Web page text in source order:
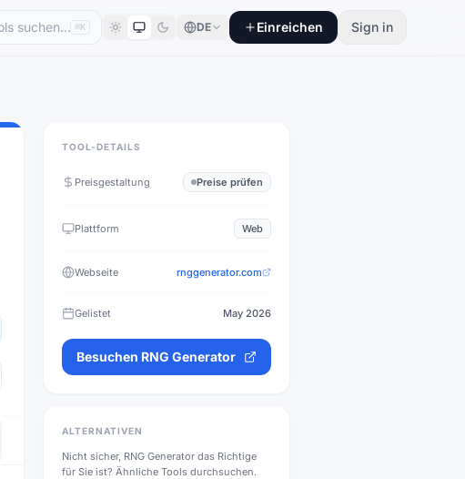
⌘K DE Einreichen Sign in
TOOL-DETAILS
Preisgestaltung Preise prüfen
Plattform Web
Webseite rnggenerator.com
Gelistet May 2026
Besuchen RNG Generator
ALTERNATIVEN
Nicht sicher, RNG Generator das Richtige
für Sie ist? Ähnliche Tools durchsuchen.